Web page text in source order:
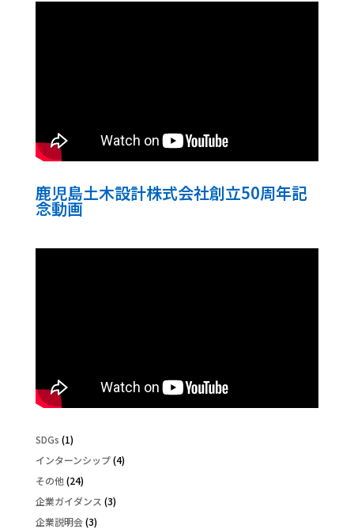
鹿児島土木設計株式会社創立50周年記
念動画
SDGs (1)
インターンシップ(4)
その他(24)
企業ガイダンス (3)
企業説明会(3)